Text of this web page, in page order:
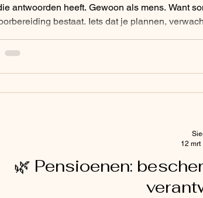
antwoorden heeft. Gewoon als mens. Want
bestaat. Iets dat je plannen,
🌿 Pensioenen:
12 mrt